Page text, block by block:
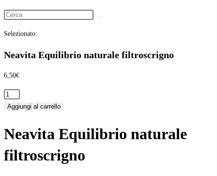
ricerca
sul
web
Selezionato:
Neavita Equilibrio naturale filtroscrigno
6,50€
Neavita
Equilibrio
filtroscrigno
Aggiungi al carrello
Neavita Equilibrio naturale
filtroscrigno